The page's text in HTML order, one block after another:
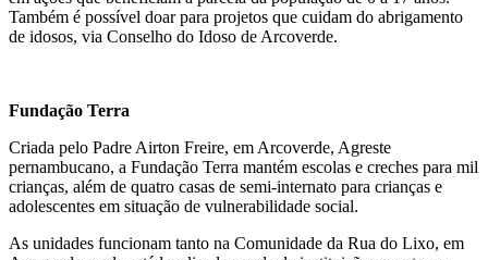
Também é possível doar para projetos que cuidam do abrigamento
de idosos, via Conselho do Idoso de Arcoverde.
Fundação Terra
Criada pelo Padre Airton Freire, em Arcoverde, Agreste
pernambucano, a Fundação Terra mantém escolas e creches para mil
crianças, além de quatro casas de semi-internato para crianças e
adolescentes em situação de vulnerabilidade social.
As unidades funcionam tanto na Comunidade da Rua do Lixo, em